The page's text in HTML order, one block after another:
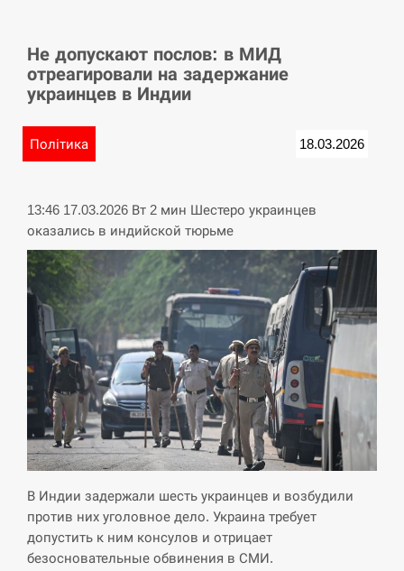
15:40
У Німеччині удар блискавки розділив навпіл
місто в Баварії
Пытки военнообязанного на Закарпатье:
15:10
Іспанія попросила партнерів не критикувати
Марокко через міграційну кризу –…
СЕРПЕНЬ
15:00
РФ провела новий раунд таємних зустрічей з
Європою щодо війни…
СЕРПЕНЬ
Экс-послу в США Стефанишиной вручили новое
СЕРПЕНЬ
Не допускают послов: в МИД
отреагировали на задержание
украинцев в Индии
Політика 18.03.2026
13:46 17.03.2026 Вт 2 мин Шестеро украинцев
оказались в индийской тюрьме
В Индии задержали шесть украинцев и возбудили
против них уголовное дело. Украина требует
допустить к ним консулов и отрицает
безосновательные обвинения в СМИ.